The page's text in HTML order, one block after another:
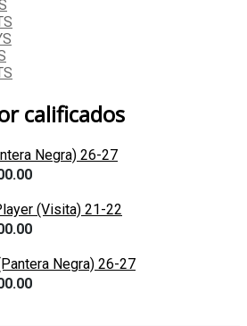
calificados
Negra) 26-27
(Visita) 21-22
Negra) 26-27